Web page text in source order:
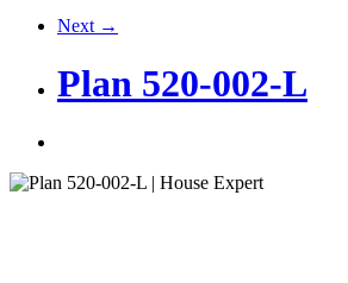
Next →
Plan 520-002-L